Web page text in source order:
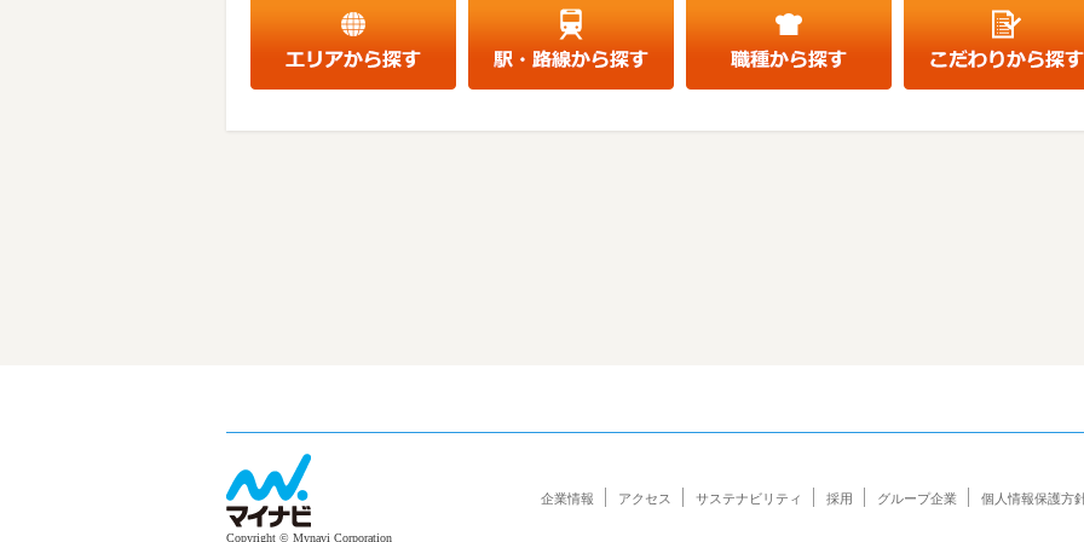
Copyright © Mynavi Corporation
企業情報 アクセス サステナビリティ 採用 グループ企業 個人情報保護方